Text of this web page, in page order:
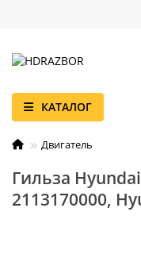
КАТАЛОГ
Двигатель
Гильза
2113170000,